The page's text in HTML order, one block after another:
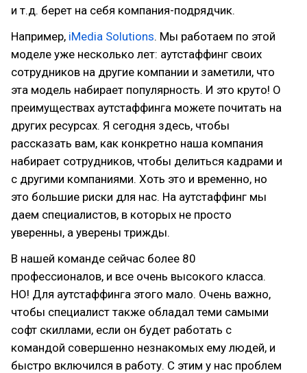
и т.д. берет на себя компания-подрядчик.
Например, iMedia Solutions. Мы работаем по этой
моделе уже несколько лет: аутстаффинг своих
сотрудников на другие компании и заметили, что
эта модель набирает популярность. И это круто! О
преимуществах аутстаффинга можете почитать на
других ресурсах. Я сегодня здесь, чтобы
рассказать вам, как конкретно наша компания
набирает сотрудников, чтобы делиться кадрами и
с другими компаниями. Хоть это и временно, но
это большие риски для нас. На аутстаффинг мы
даем специалистов, в которых не просто
уверенны, а уверены трижды.
В нашей команде сейчас более 80
профессионалов, и все очень высокого класса.
НО! Для аутстаффинга этого мало. Очень важно,
чтобы специалист также обладал теми самыми
софт скиллами, если он будет работать с
командой совершенно незнакомых ему людей, и
быстро включился в работу. С этим у нас проблем